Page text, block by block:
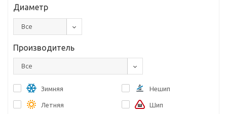
Диаметр
Все
Производитель
Все
Зимняя
Летняя
Нешип
Шип